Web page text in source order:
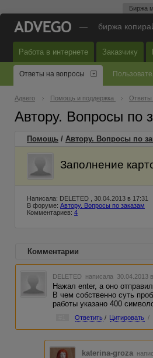
Биржа
— биржа
Работа в интернете Заказчику
Ответы на вопросы
Адвего Помощь и поддержка Ответы
Автору. Вопросы по
Помощь / Автору. Вопросы по
Заполнение
Написала: DELETED , 30.04.2013 в 17:31
В форуме: Автору. Вопросы по заказам
Комментариев: 4
Комментарии
DELETED написала 30.04.2013
Нажал enter, а оно
В чем собственно суть
работы указано 400
Ответить / Цитировать /
katerina-groza